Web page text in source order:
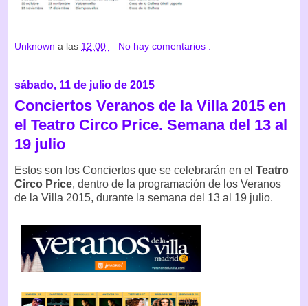
Unknown a las 12:00 No hay comentarios :
sábado, 11 de julio de 2015
Conciertos Veranos de la Villa 2015 en
el Teatro Circo Price. Semana del 13 al
19 julio
Estos son los Conciertos que se celebrarán en el Teatro
Circo Price, dentro de la programación de los Veranos
de la Villa 2015, durante la semana del 13 al 19 julio.